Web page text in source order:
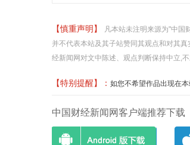
【慎重声明】
凡本站未注明来源为"中国
并不代表本站及其子站赞同其观点和对其
经新闻网对文中陈述、观点判断保持中立,
【特别提醒】： 如您不希望作品出现在
中国财经新闻网客户端推荐下载